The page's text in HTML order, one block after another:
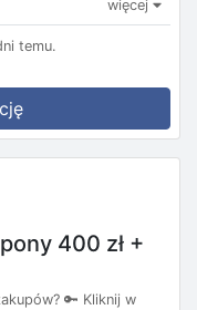
więcej
temu.
400 zł +
🔑 Kliknij w